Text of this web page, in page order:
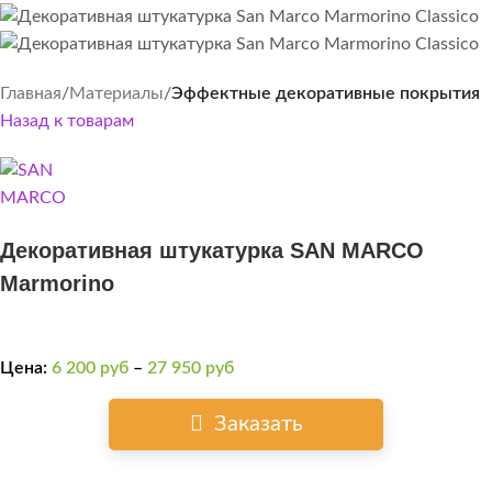
Главная Материалы Эффектные декоративные покрытия
Назад к товарам
Декоративная штукатурка SAN MARCO
Marmorino
Цена: 6 200 руб – 27 950 руб
Заказать